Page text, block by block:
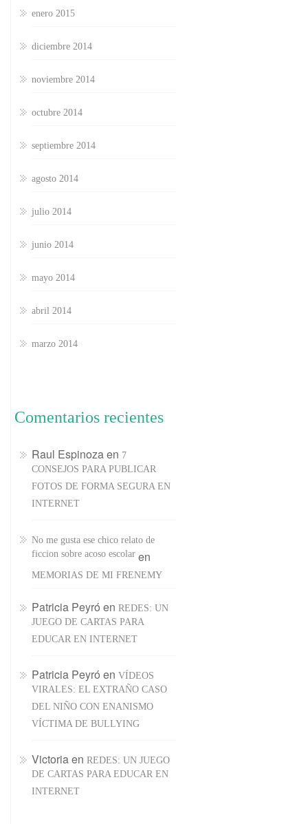
enero 2015
diciembre 2014
noviembre 2014
octubre 2014
septiembre 2014
agosto 2014
julio 2014
junio 2014
mayo 2014
abril 2014
marzo 2014
Comentarios recientes
Raul Espinozaen 7
CONSEJOS PARA PUBLICAR
FOTOS DE FORMA SEGURA EN
INTERNET
No me gusta ese chico relato de
ficcion sobre acoso escolaren
MEMORIAS DE MI FRENEMY
Patricia Peyró en REDES: UN
JUEGO DE CARTAS PARA
EDUCAR EN INTERNET
Patricia Peyró en VÍDEOS
VIRALES: EL EXTRAÑO CASO
DEL NIÑO CON ENANISMO
VÍCTIMA DE BULLYING
Victoriaen REDES: UN JUEGO
DE CARTAS PARA EDUCAR EN
INTERNET